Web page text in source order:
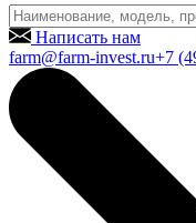
Написать нам
farm@farm-invest.ru+7